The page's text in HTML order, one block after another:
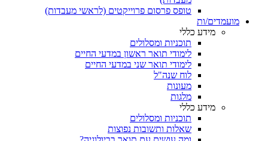
טופס פרסום פרוייקטים (לראשי מעבדות)
מועמדים/ות
מידע כללי
תוכניות ומסלולים
לימודי תואר ראשון במדעי החיים
לימודי תואר שני במדעי החיים
לוח שנה"ל
מעונות
מלגות
מידע כללי
תוכניות ומסלולים
שאלות ותשובות נפוצות